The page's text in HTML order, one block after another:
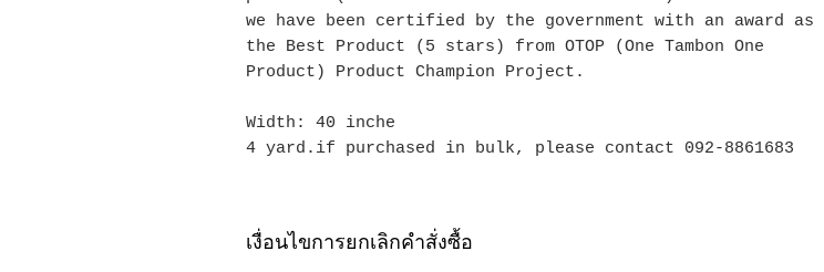
we have been certified by the government with an award as
the Best Product (5 stars) from OTOP (One Tambon One
Product) Product Champion Project.
Width: 40 inche
4 yard.if purchased in bulk, please contact 092-8861683
เงื่อนไขการยกเลิกคำสั่งซื้อ